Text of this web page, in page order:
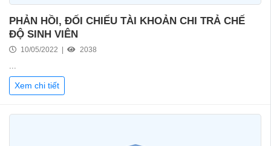
PHẢN HỒI, ĐỐI CHIẾU TÀI KHOẢN CHI TRẢ CHẾ
ĐỘ SINH VIÊN
10/05/2022 | 2038
...
Xem chi tiết